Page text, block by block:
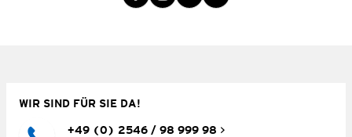
WIR SIND FÜR SIE DA!
+49 (0) 2546 / 98 999 98